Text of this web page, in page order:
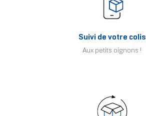
Suivi de votre colis
Aux petits oignons !